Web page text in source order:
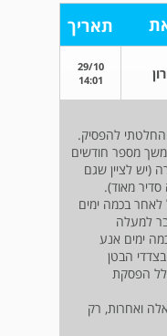
תאריך
29/10
14:01
במשך 4 שנים והחלטתי להפסיק.
מספר חודשים
(יש לציין שגם
מאוד).
לאחר בכמה ימים
למעלה
ימים אנע
הבטן
הפסקת
ואחרות, רק